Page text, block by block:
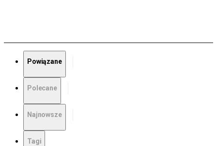
Powiązane
Polecane
Najnowsze
Tagi